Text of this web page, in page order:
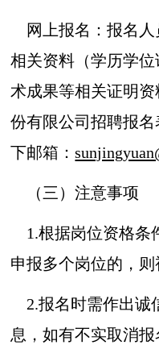
网上报名：报名人
相关资料（学历学
术成果等相关证明
份有限公司招聘报
下邮箱：
（三）注意事项
1.根据岗位资格条
申报多个岗位的，则
2.报名时需作出诚
息，如有不实取消报